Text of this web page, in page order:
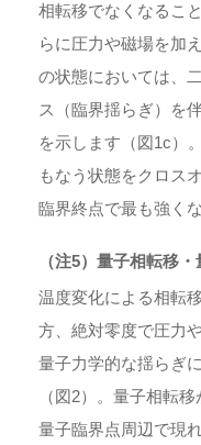
相転移でなくなるこ
らに圧力や磁場を加
の状態においては、
ス（臨界揺らぎ）を
を示します（図1c）
もなう状態をクロス
臨界終点で最も強く
（注5）量子相転移
温度変化による相転
方、絶対零度で圧力
量子力学的な揺らぎ
（図2）。量子相転
量子臨界点周辺で現